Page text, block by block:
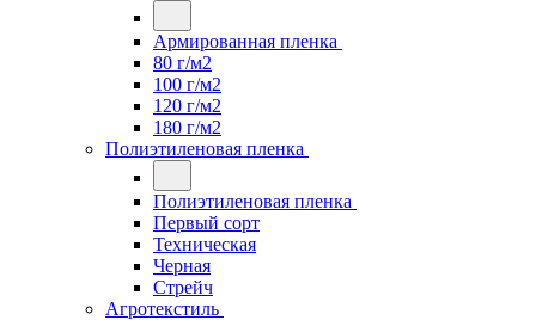
Армированная пленка
80 г/м2
100 г/м2
120 г/м2
180 г/м2
Полиэтиленовая пленка
Полиэтиленовая пленка
Первый сорт
Техническая
Черная
Стрейч
Агротекстиль